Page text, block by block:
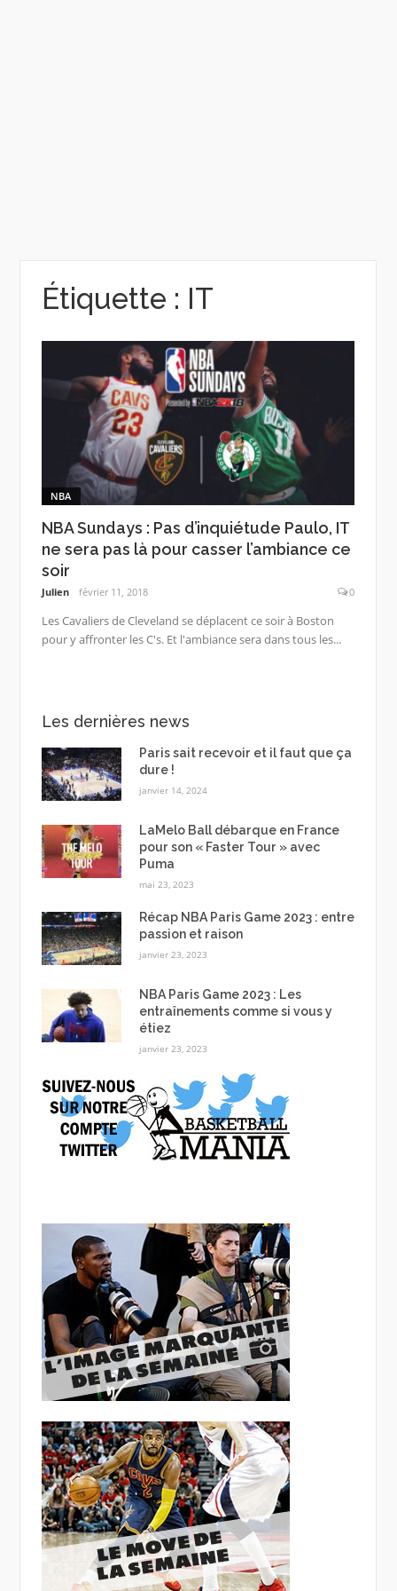
Étiquette : IT
NBA
NBA Sundays : Pas d’inquiétude Paulo, IT
ne sera pas là pour casser l’ambiance ce
soir
Julien février 11, 2018 0
Les Cavaliers de Cleveland se déplacent ce soir à Boston
pour y affronter les C's. Et l'ambiance sera dans tous les...
Les dernières news
Paris sait recevoir et il faut que ça
dure !
janvier 14, 2024
LaMelo Ball débarque en France
pour son « Faster Tour » avec
Puma
mai 23, 2023
Récap NBA Paris Game 2023 : entre
passion et raison
janvier 23, 2023
NBA Paris Game 2023 : Les
entraînements comme si vous y
étiez
janvier 23, 2023